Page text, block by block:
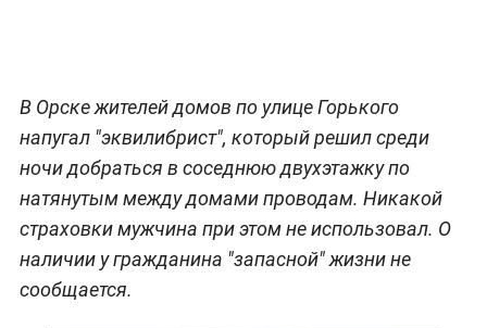
В Орске жителей домов по улице Горького
напугал "эквилибрист", который решил среди
ночи добраться в соседнюю двухэтажку по
натянутым между домами проводам. Никакой
страховки мужчина при этом не использовал. О
наличии у гражданина "запасной" жизни не
сообщается.